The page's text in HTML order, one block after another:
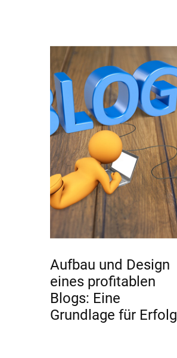
Aufbau und Design
eines profitablen
Blogs: Eine
Grundlage für Erfolg